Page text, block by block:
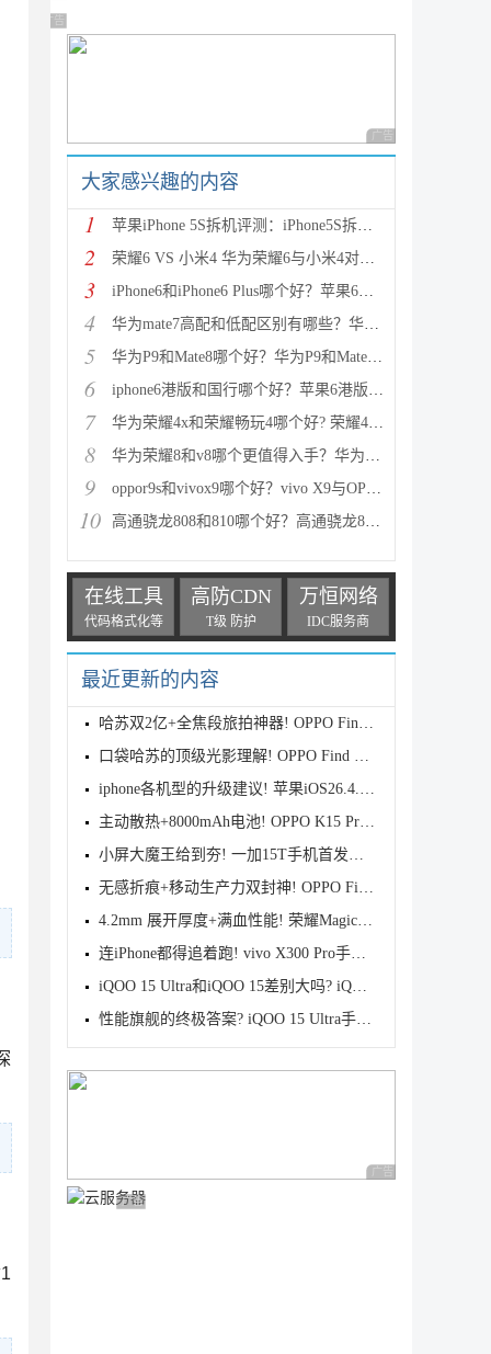
广告 商业广告，理性选择
广告 商业广告，理性
大家感兴趣的内容
1 苹果iPhone 5S拆机评测：iPhone5S拆机图解详细教程(真
2 荣耀6 VS 小米4 华为荣耀6与小米4对比评测（详细全面
3 iPhone6和iPhone6 Plus哪个好？苹果6和iPhone6 Plus区
4 华为mate7高配和低配区别有哪些？华为mate7低配(标准
5 华为P9和Mate8哪个好？华为P9和Mate8详细对比评测
6 iphone6港版和国行哪个好？苹果6港版和国行区别对比评
7 华为荣耀4x和荣耀畅玩4哪个好? 荣耀4x和荣耀畅玩4区别
8 华为荣耀8和v8哪个更值得入手？华为荣耀v8和荣耀8全面
9 oppor9s和vivox9哪个好？vivo X9与OPPO R9s区别对比深
10 高通骁龙808和810哪个好？高通骁龙808和810区别对比评
在线工具
代码格式化等
高防CDN
T级 防护
万恒网络
IDC服务商
最近更新的内容
哈苏双2亿+全焦段旅拍神器! OPPO Find X9s Pro首发全
口袋哈苏的顶级光影理解! OPPO Find X9 Ultra首发评测
iphone各机型的升级建议! 苹果iOS26.4.1正式版续航测
主动散热+8000mAh电池! OPPO K15 Pro首发评测
小屏大魔王给到夯! 一加15T手机首发测评
无感折痕+移动生产力双封神! OPPO Find N6首发测评
4.2mm 展开厚度+满血性能! 荣耀Magic V6首发测评
连iPhone都得追着跑! vivo X300 Pro手机首发评测
iQOO 15 Ultra和iQOO 15差别大吗? iQOO 15/Ultra区别
性能旗舰的终极答案? iQOO 15 Ultra手机全面评测
广告 商业广告，理性
广告 商业广告，理性选择